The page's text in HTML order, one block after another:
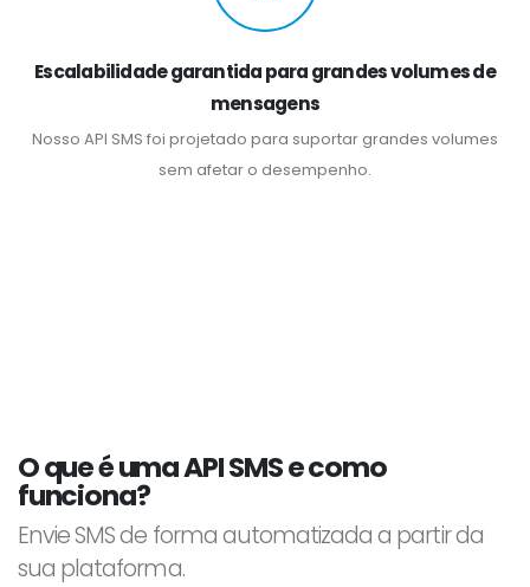
Escalabilidade garantida para grandes volumes de
mensagens
Nosso API SMS foi projetado para suportar grandes volumes
sem afetar o desempenho.
O que é uma API SMS e como
funciona?
Envie SMS de forma automatizada a partir da
sua plataforma.